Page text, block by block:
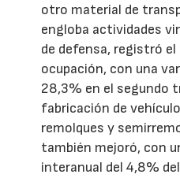
otro material de
engloba actividades
de defensa, registró
ocupación, con una
28,3% en el segundo
fabricación de
remolques y
también mejoró, con
interanual del 4,8%